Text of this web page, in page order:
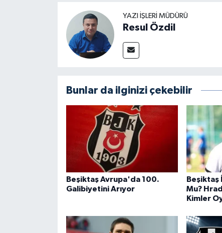
YAZI İŞLERI MÜDÜRÜ
Resul Özdil
Bunlar da ilginizi çekebilir
Beşiktaş Avrupa'da 100.
Galibiyetini Arıyor
Beşiktaş
Mu?
Kimler